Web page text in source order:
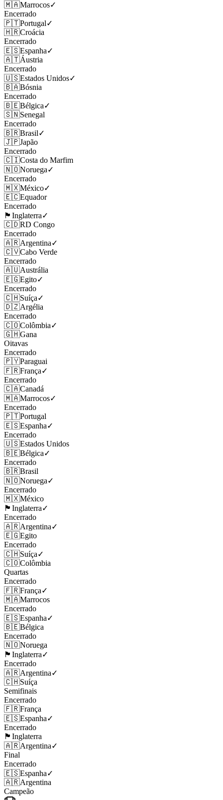
🇲🇦Marrocos✓
Encerrado
🇵🇹Portugal✓
🇭🇷Croácia
Encerrado
🇪🇸Espanha✓
🇦🇹Áustria
Encerrado
🇺🇸Estados Unidos✓
🇧🇦Bósnia
Encerrado
🇧🇪Bélgica✓
🇸🇳Senegal
Encerrado
🇧🇷Brasil✓
🇯🇵Japão
Encerrado
🇨🇮Costa do Marfim
🇳🇴Noruega✓
Encerrado
🇲🇽México✓
🇪🇨Equador
Encerrado
🏴󠁧󠁢󠁥󠁮󠁧󠁿 Inglaterra✓
🇨🇩RD Congo
Encerrado
🇦🇷Argentina✓
🇨🇻Cabo Verde
Encerrado
🇦🇺Austrália
🇪🇬Egito✓
Encerrado
🇨🇭Suíça✓
🇩🇿Argélia
Encerrado
🇨🇴Colômbia✓
🇬🇭Gana
Oitavas
Encerrado
🇵🇾Paraguai
🇫🇷França✓
Encerrado
🇨🇦Canadá
🇲🇦Marrocos✓
Encerrado
🇵🇹Portugal
🇪🇸Espanha✓
Encerrado
🇺🇸Estados Unidos
🇧🇪Bélgica✓
Encerrado
🇧🇷Brasil
🇳🇴Noruega✓
Encerrado
🇲🇽México
🏴󠁧󠁢󠁥󠁮󠁧󠁿 Inglaterra✓
Encerrado
🇦🇷Argentina✓
🇪🇬Egito
Encerrado
🇨🇭Suíça✓
🇨🇴Colômbia
Quartas
Encerrado
🇫🇷França✓
🇲🇦Marrocos
Encerrado
🇪🇸Espanha✓
🇧🇪Bélgica
Encerrado
🇳🇴Noruega
🏴󠁧󠁢󠁥󠁮󠁧󠁿 Inglaterra✓
Encerrado
🇦🇷Argentina✓
🇨🇭Suíça
Semifinais
Encerrado
🇫🇷França
🇪🇸Espanha✓
Encerrado
🏴󠁧󠁢󠁥󠁮󠁧󠁿 Inglaterra
🇦🇷Argentina✓
Final
Encerrado
🇪🇸Espanha✓
🇦🇷Argentina
Campeão